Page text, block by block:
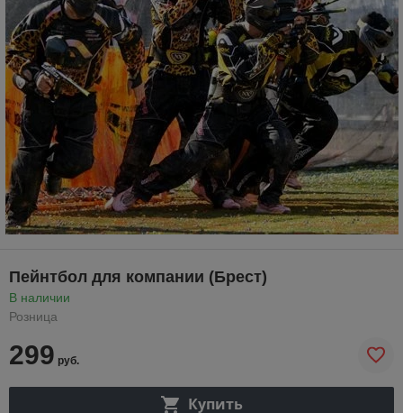
Пейнтбол для компании (Брест)
В наличии
Розница
299 руб.
Купить